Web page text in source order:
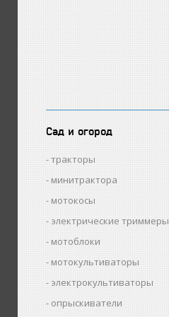
Сад и огород
тракторы
минитрактора
мотокосы
электрические триммеры
мотоблоки
мотокультиваторы
электрокультиваторы
опрыскиватели